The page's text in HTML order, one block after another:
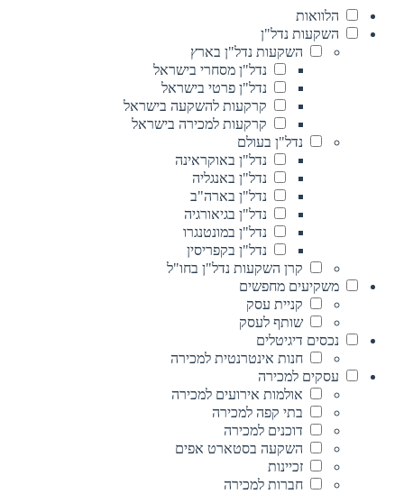
הלוואות
השקעות נדל"ן
השקעות נדל"ן בארץ
נדל"ן מסחרי בישראל
נדל"ן פרטי בישראל
קרקעות להשקעה בישראל
קרקעות למכירה בישראל
נדל"ן בעולם
נדל"ן באוקראינה
נדל"ן באנגליה
נדל"ן בארה"ב
נדל"ן בגיאורגיה
נדל"ן במונטנגרו
נדל"ן בקפריסין
קרן השקעות נדל"ן בחו"ל
משקיעים מחפשים
קניית עסק
שותף לעסק
נכסים דיגיטלים
חנות אינטרנטית למכירה
עסקים למכירה
אולמות אירועים למכירה
בתי קפה למכירה
דוכנים למכירה
השקעה בסטארט אפים
זכיינות
חברות למכירה